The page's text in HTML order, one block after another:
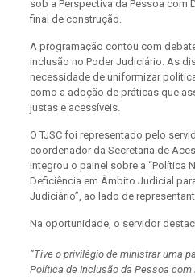
sob a Perspectiva da Pessoa com
final de construção.
A programação contou com
inclusão no Poder Judiciário. As
necessidade de uniformizar
como a adoção de práticas que
justas e acessíveis.
O TJSC foi representado pelo
coordenador da Secretaria de
integrou o painel sobre a “Política
Deficiência em Âmbito Judicial
Judiciário”, ao lado de
Na oportunidade, o servidor
“Tive o privilégio de ministrar uma
Política de Inclusão da Pessoa